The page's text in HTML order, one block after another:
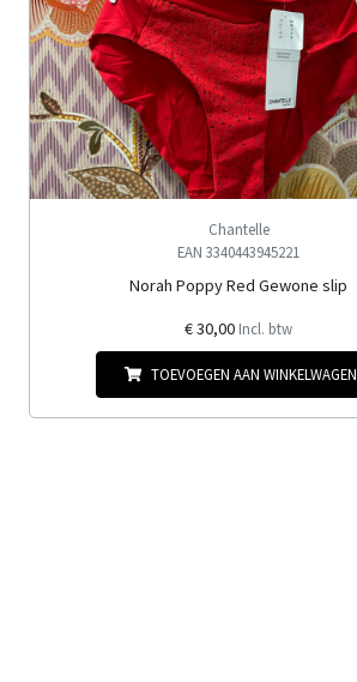
Chantelle
EAN 3340443945221
Norah Poppy Red Gewone slip
€ 30,00 Incl. btw
TOEVOEGEN AAN WINKELWAGEN